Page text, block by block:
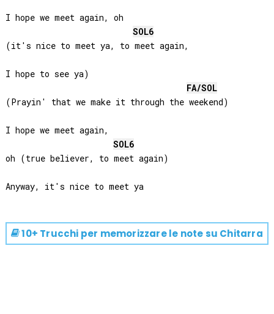
I hope we meet again, oh
SOL6
(it's nice to meet ya, to meet again,
I hope to see ya)
FA/SOL
(Prayin' that we make it through the weekend)
I hope we meet again,
SOL6
oh (true believer, to meet again)
Anyway, it's nice to meet ya
10+ Trucchi per memorizzare le note su Chitarra